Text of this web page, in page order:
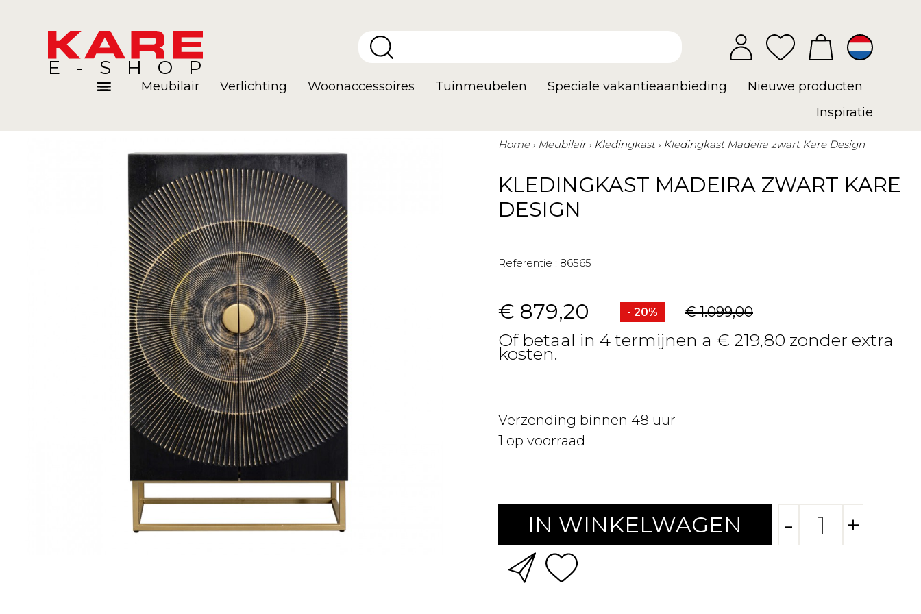
E-SHOP
Meubilair Verlichting Woonaccessoires Tuinmeubelen Speciale vakantieaanbieding
Nieuwe producten
Inspiratie
Home Meubilair Kledingkast Kledingkast Madeira zwart Kare Design
KLEDINGKAST MADEIRA ZWART KARE
DESIGN
Referentie : 86565
€ 879,20 - 20% € 1.099,00
Of betaal in 4 termijnen a € 219,80 zonder extra
kosten.
Verzending binnen 48 uur
1 op voorraad
IN WINKELWAGEN - +